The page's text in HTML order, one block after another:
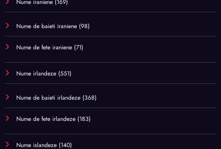
Nume de baieti iraniene (98)
Nume de fete iraniene (71)
Nume irlandeze (551)
Nume de baieti irlandeze (368)
Nume de fete irlandeze (183)
Nume islandeze (140)